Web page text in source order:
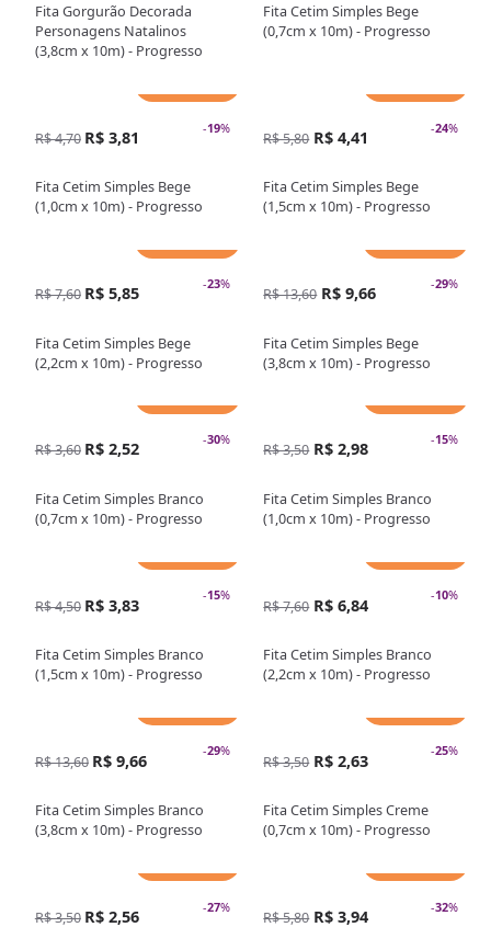
Fita Gorgurão Decorada
Personagens Natalinos
(3,8cm x 10m) - Progresso
Fita Cetim Simples Bege
(0,7cm x 10m) - Progresso
-19%
R$ 4,70 R$ 3,81
Fita Cetim Simples Bege
(1,0cm x 10m) - Progresso
-24%
R$ 5,80 R$ 4,41
Fita Cetim Simples Bege
(1,5cm x 10m) - Progresso
-23%
R$ 7,60 R$ 5,85
Fita Cetim Simples Bege
(2,2cm x 10m) - Progresso
-29%
R$ 13,60 R$ 9,66
Fita Cetim Simples Bege
(3,8cm x 10m) - Progresso
-30%
R$ 3,60 R$ 2,52
Fita Cetim Simples Branco
(0,7cm x 10m) - Progresso
-15%
R$ 3,50 R$ 2,98
Fita Cetim Simples Branco
(1,0cm x 10m) - Progresso
-15%
R$ 4,50 R$ 3,83
Fita Cetim Simples Branco
(1,5cm x 10m) - Progresso
-10%
R$ 7,60 R$ 6,84
Fita Cetim Simples Branco
(2,2cm x 10m) - Progresso
-29%
R$ 13,60 R$ 9,66
Fita Cetim Simples Branco
(3,8cm x 10m) - Progresso
-25%
R$ 3,50 R$ 2,63
Fita Cetim Simples Creme
(0,7cm x 10m) - Progresso
-27%
R$ 3,50 R$ 2,56 -32%
R$ 5,80 R$ 3,94